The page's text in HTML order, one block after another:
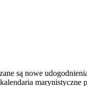
są nowe
marynistyczne